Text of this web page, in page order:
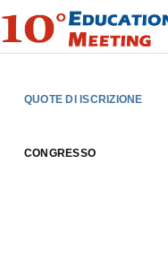
p
QUOTE DI ISCRIZIONE
CONGRESSO